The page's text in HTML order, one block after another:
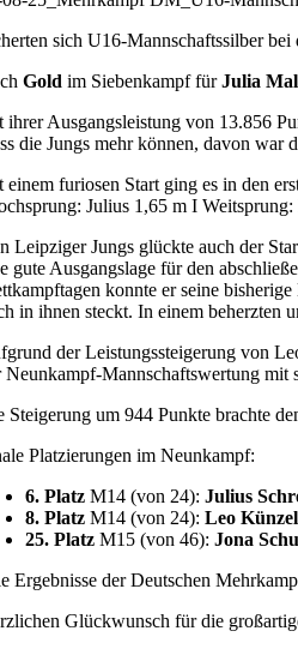
sich U16-Mannschaftssilber
Gold im Siebenkampf fürJulia
ihrer Ausgangsleistung von 13.856
die Jungs mehr können, davon war
einem furiosen Start ging es in den
Julius 1,65 m I
Leipziger Jungs glückte auch der
gute Ausgangslage für den
konnte er seine
in ihnen steckt. In einem beherzten
der Leistungssteigerung von
Neunkampf-Mannschaftswertung mit
Steigerung um 944 Punkte brachte
Platzierungen im Neunkampf:
6. Platz M14 (von 24):Julius
8. Platz M14 (von 24):Leo Künzel
25. Platz M15 (von 46):Jona
Ergebnisse der Deutschen
Glückwunsch für die